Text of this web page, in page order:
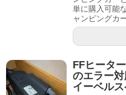
単に購入可能
ャンピングカ
FFヒータ
のエラー
イーベル